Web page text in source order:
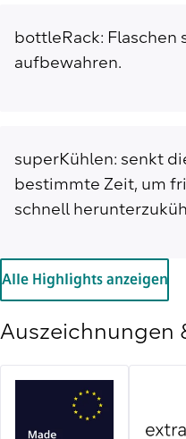
bottleRack:
aufbewahren.
superKühlen: senkt
bestimmte Zeit, um
schnell
Alle Highlights anzeigen
Auszeichnungen